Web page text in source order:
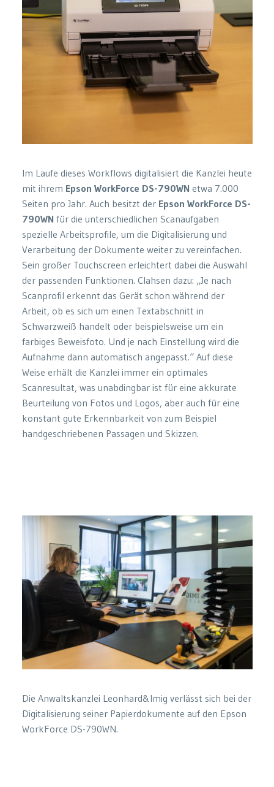
Im Laufe dieses Workflows digitalisiert die Kanzlei heute
mit ihrem Epson WorkForce DS-790WN etwa 7.000
Seiten pro Jahr. Auch besitzt der Epson WorkForce DS-
790WN für die unterschiedlichen Scanaufgaben
spezielle Arbeitsprofile, um die Digitalisierung und
Verarbeitung der Dokumente weiter zu vereinfachen.
Sein großer Touchscreen erleichtert dabei die Auswahl
der passenden Funktionen. Clahsen dazu: „Je nach
Scanprofil erkennt das Gerät schon während der
Arbeit, ob es sich um einen Textabschnitt in
Schwarzweiß handelt oder beispielsweise um ein
farbiges Beweisfoto. Und je nach Einstellung wird die
Aufnahme dann automatisch angepasst.“ Auf diese
Weise erhält die Kanzlei immer ein optimales
Scanresultat, was unabdingbar ist für eine akkurate
Beurteilung von Fotos und Logos, aber auch für eine
konstant gute Erkennbarkeit von zum Beispiel
handgeschriebenen Passagen und Skizzen.
Die Anwaltskanzlei Leonhard&Imig verlässt sich bei der
Digitalisierung seiner Papierdokumente auf den Epson
WorkForce DS-790WN.